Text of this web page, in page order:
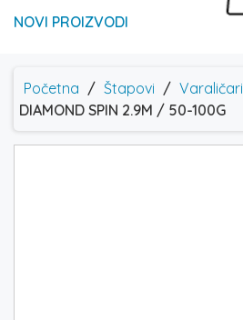
NOVI PROIZVODI
Početna / Štapovi / Varaličari
DIAMOND SPIN 2.9M / 50-100G